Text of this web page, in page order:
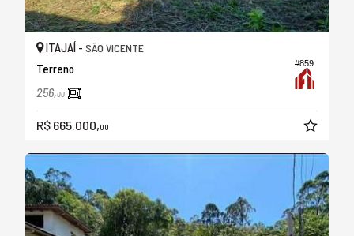
#859
ITAJAÍ - SÃO VICENTE
Terreno
256,00
R$ 665.000,00